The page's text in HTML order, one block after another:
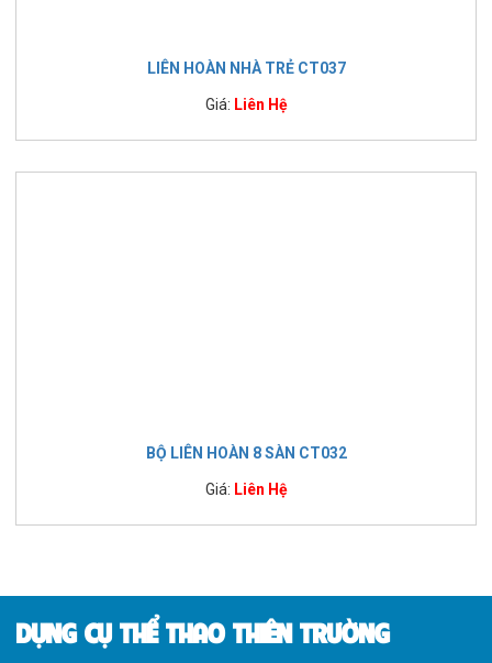
LIÊN HOÀN NHÀ TRẺ CT037
Giá: Liên Hệ
BỘ LIÊN HOÀN 8 SÀN CT032
Giá: Liên Hệ
DỤNG CỤ THỂ THAO THIÊN TRƯỜNG